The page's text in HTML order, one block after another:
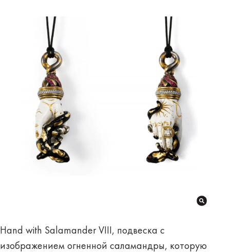
Hand with Salamander VIII, подвеска с
изображением огненной саламандры, которую